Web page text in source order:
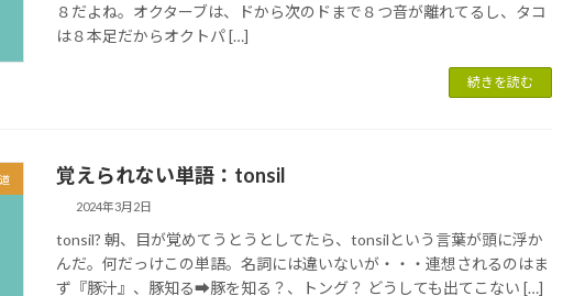
８だよね。オクターブは、ドから次のドまで８つ音が離れてるし、タコ
は８本足だからオクトパ […]
続きを読む
覚えられない単語：tonsil
2024年3月2日
tonsil? 朝、目が覚めてうとうとしてたら、tonsilという言葉が頭に浮か
んだ。何だっけこの単語。名詞には違いないが・・・連想されるのはま
ず『豚汁』、豚知る➡豚を知る？、トング？ どうしても出てこない […]